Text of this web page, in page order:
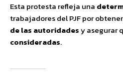
Esta protesta refleja una
trabajadores del PJF por
de las autoridadesy asegurar
consideradas.